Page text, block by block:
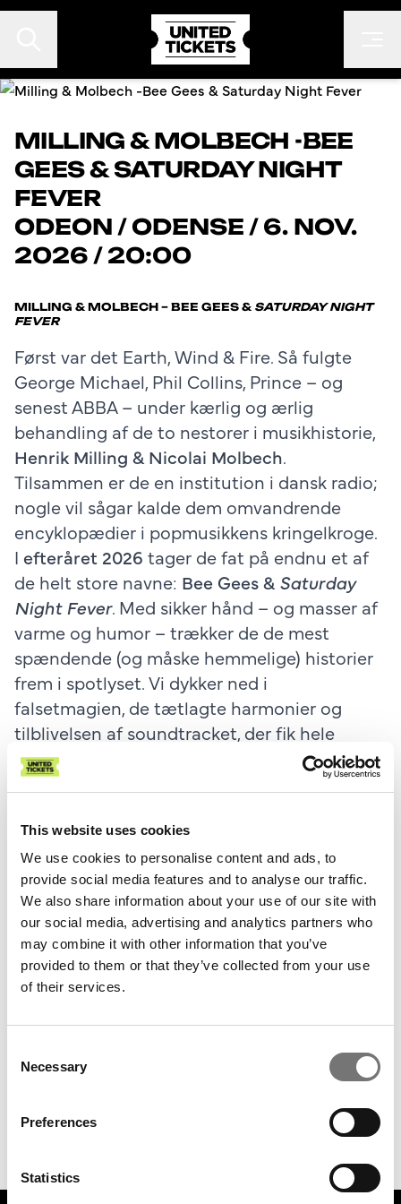
This website uses cookies
We use cookies to personalise content and ads, to
provide social media features and to analyse our traffic.
We also share information about your use of our site with
our social media, advertising and analytics partners who
may combine it with other information that you’ve
provided to them or that they’ve collected from your use
of their services.
Selection
Necessary
Preferences
Statistics
FESTIVALER
KONTAKT
ARRANGØR
MILLING & MOLBECH -BEE
GEES & SATURDAY NIGHT
FEVER
ODEON / ODENSE / 6. NOV.
2026 / 20:00
MILLING & MOLBECH – BEE GEES & SATURDAY NIGHT
FEVER
Først var det Earth, Wind & Fire. Så fulgte
George Michael, Phil Collins, Prince – og
senest ABBA – under kærlig og ærlig
behandling af de to nestorer i musikhistorie,
Henrik Milling & Nicolai Molbech.
Tilsammen er de en institution i dansk radio;
nogle vil sågar kalde dem omvandrende
encyklopædier i popmusikkens kringelkroge.
I efteråret 2026 tager de fat på endnu et af
de helt store navne: Bee Gees & Saturday
Night Fever. Med sikker hånd – og masser af
varme og humor – trækker de de mest
spændende (og måske hemmelige) historier
frem i spotlyset. Vi dykker ned i
falsetmagien, de tætlagte harmonier og
tilblivelsen af soundtracket, der fik hele
verden på dansegulvet.
Der bliver naturligvis genhør med gigahits
Night Fever– og de små detaljer, der gør
dem udødelige. Bee Gees har sat rekorder
på de amerikanske hitlister og solgt mere
end 150 millioner album. I 1978 var Gibb-
brødrene krediteret på fem samtidige top-
10-hits på Billboard Hot 100 – en bedrift de
færreste har matchet. Gibb-brødrenes store
soundtracket cementerede blot deres
dominans på den amerikanske musikscene.
Arrangør: Brand M